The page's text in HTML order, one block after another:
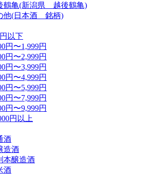
鶴亀(新潟県 越後鶴亀)
他(日本酒 銘柄)
以下
円〜1,999円
円〜2,999円
円〜3,999円
円〜4,999円
円〜5,999円
円〜7,999円
円〜9,999円
円以上
酒
造酒
本醸造酒
酒